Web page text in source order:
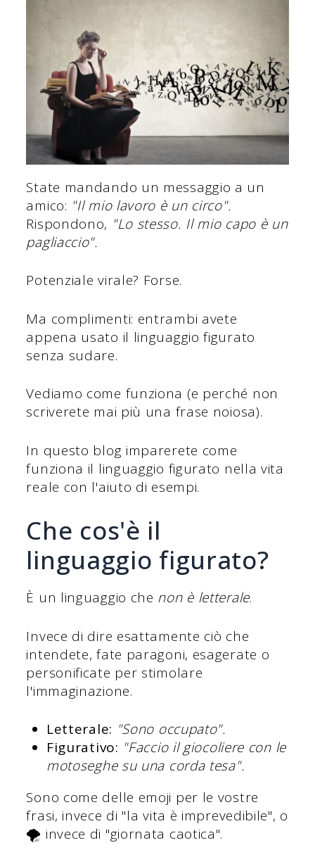
State mandando un messaggio a un
amico: "Il mio lavoro è un circo".
Rispondono, "Lo stesso. Il mio capo è un
pagliaccio".
Potenziale virale? Forse.
Ma complimenti: entrambi avete
appena usato il linguaggio figurato
senza sudare.
Vediamo come funziona (e perché non
scriverete mai più una frase noiosa).
In questo blog imparerete come
funziona il linguaggio figurato nella vita
reale con l'aiuto di esempi.
Che cos'è il
linguaggio figurato?
È un linguaggio che non è letterale.
Invece di dire esattamente ciò che
intendete, fate paragoni, esagerate o
personificate per stimolare
l'immaginazione.
Letterale: "Sono occupato".
Figurativo: "Faccio il giocoliere con le
motoseghe su una corda tesa".
Sono come delle emoji per le vostre
frasi, invece di "la vita è imprevedibile", o
🌪️ invece di "giornata caotica".